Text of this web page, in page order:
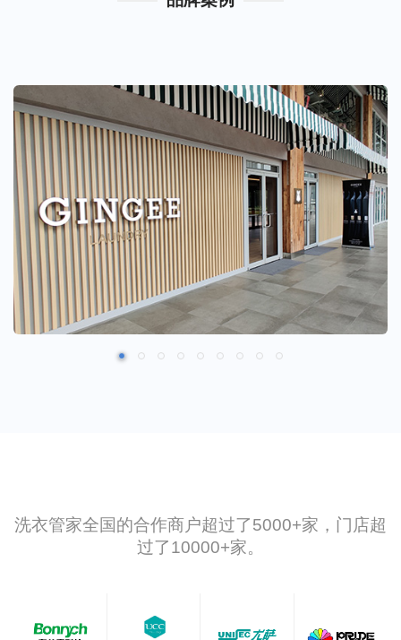
洗衣管家全国的合作商户超过了5000+家，门店超
过了10000+家。